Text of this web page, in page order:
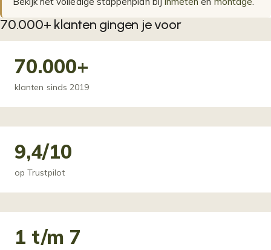
70.000+ klanten gingen je voor
70.000+
klanten sinds 2019
9,4/10
op Trustpilot
1 t/m 7